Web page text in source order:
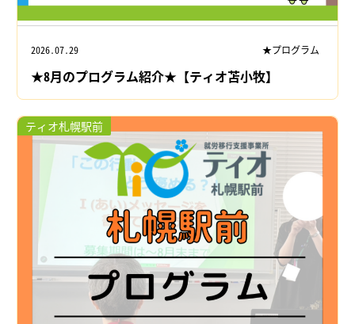
2026.07.29 ★プログラム
★8月のプログラム紹介★【ティオ苫小牧】
ティオ札幌駅前